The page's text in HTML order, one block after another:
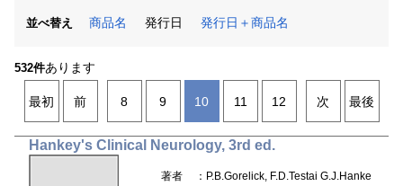
並べ替え 商品名 発行日 発行日＋商品名
532件あります
最初 前 8 9 10 11 12 次 最後
Hankey's Clinical Neurology, 3rd ed.
著者
：P.B.Gorelick, F.D.Testai G.J.Hanke